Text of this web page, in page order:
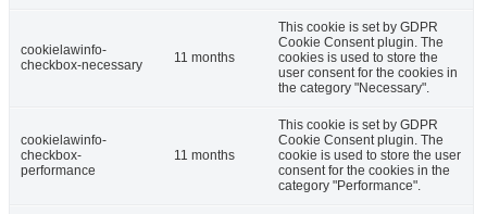
cookielawinfo-
checkbox-necessary
11 months
This cookie is set by GDPR
Cookie Consent plugin. The
cookies is used to store the
user consent for the cookies in
the category "Necessary".
cookielawinfo-
checkbox-
performance
11 months
This cookie is set by GDPR
Cookie Consent plugin. The
cookie is used to store the user
consent for the cookies in the
category "Performance".